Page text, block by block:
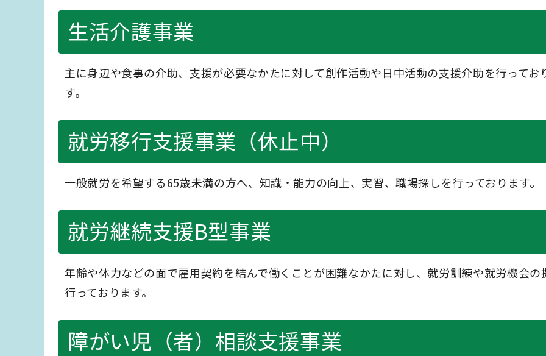
生活介護事業
主に身辺や食事の介助、支援が必要なかたに対して創作活動や日中活動の支援介助を行ってお
す。
就労移行支援事業（休止中）
一般就労を希望する65歳未満の方へ、知識・能力の向上、実習、職場探しを行っております。
就労継続支援B型事業
年齢や体力などの面で雇用契約を結んで働くことが困難なかたに対し、就労訓練や就労機会の
行っております。
障がい児（者）相談支援事業